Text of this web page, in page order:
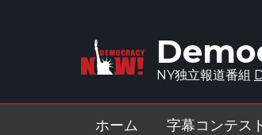
NY独立報道番組
ホーム 字幕コンテス